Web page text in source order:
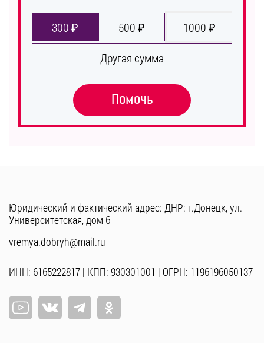
300 ₽ 500 ₽
1000 ₽
Другая сумма
Помочь
Юридический и фактический адрес: ДНР: г.Донецк, ул.
Университетская, дом 6
vremya.dobryh@mail.ru
ИНН: 6165222817 | КПП: 930301001 | ОГРН: 1196196050137